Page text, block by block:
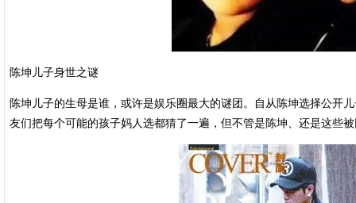
陈坤儿子身世之谜
陈坤儿子的生母是谁，或许是娱乐圈最大的谜团。自从陈坤选择公开
友们把每个可能的孩子妈人选都猜了一遍，但不管是陈坤、还是这些